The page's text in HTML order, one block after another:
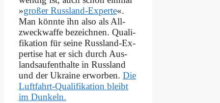
»gro­ßer Russ­land-Ex­per­te«.
Man könn­te ihn al­so als All­
zweck­waf­fe be­zeich­nen. Qua­li­
fi­ka­ti­on für sei­ne Russ­land-Ex­
per­ti­se hat er sich durch Aus­
lands­auf­ent­hal­te in Russ­land
und der Ukrai­ne er­wor­ben. Die
Luft­fahrt-Qua­li­fi­ka­ti­on bleibt
im Dun­keln.